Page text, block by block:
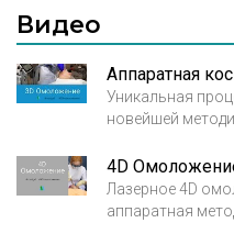
окружающих и
комплексами
Видео
Аппаратная
Уникальная
новейшей
без побочных
вид, избавиться
морщин. 3d
4D
Лазерное 4D
аппаратная